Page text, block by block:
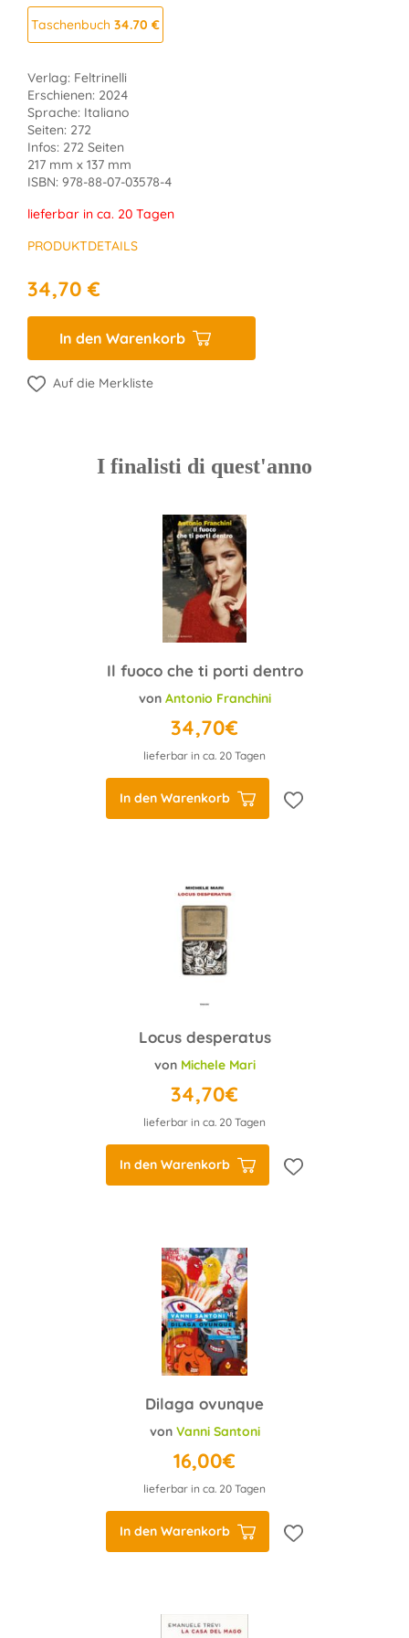
Taschenbuch 34.70 €
Verlag: Feltrinelli
Erschienen: 2024
Sprache: Italiano
Seiten: 272
Infos: 272 Seiten
217 mm x 137 mm
ISBN: 978-88-07-03578-4
lieferbar in ca. 20 Tagen
PRODUKTDETAILS
34,70 €
In den Warenkorb
Auf die Merkliste
I finalisti di quest'anno
Il fuoco che ti porti dentro
von Antonio Franchini
34,70€
lieferbar in ca. 20 Tagen
In den Warenkorb
Locus desperatus
von Michele Mari
34,70€
lieferbar in ca. 20 Tagen
In den Warenkorb
Dilaga ovunque
von Vanni Santoni
16,00€
lieferbar in ca. 20 Tagen
In den Warenkorb